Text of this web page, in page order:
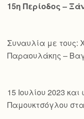
15η Περίοδος –
Συναυλία με τους:
Παραουλάκης –
15 Ιουλίου 2023
Παμουκτσόγλου